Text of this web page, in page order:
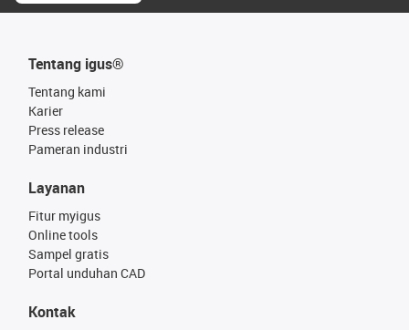
Tentang igus®
Tentang kami
Karier
Press release
Pameran industri
Layanan
Fitur myigus
Online tools
Sampel gratis
Portal unduhan CAD
Kontak